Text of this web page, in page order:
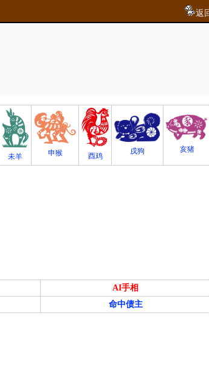
返
未羊 申猴 酉鸡
戌狗 亥猪
AI手相
命中债主